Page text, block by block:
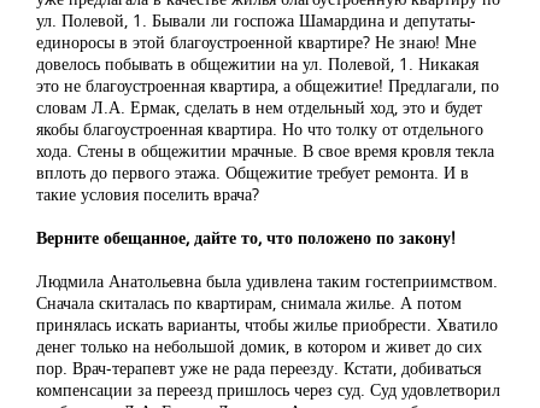
ул. Полевой, 1. Бывали ли госпожа Шамардина и депутаты-
единоросы в этой благоустроенной квартире? Не знаю! Мне
довелось побывать в общежитии на ул. Полевой, 1. Никакая
это не благоустроенная квартира, а общежитие! Предлагали, по
словам Л.А. Ермак, сделать в нем отдельный ход, это и будет
якобы благоустроенная квартира. Но что толку от отдельного
хода. Стены в общежитии мрачные. В свое время кровля текла
вплоть до первого этажа. Общежитие требует ремонта. И в
такие условия поселить врача?
Верните обещанное, дайте то, что положено по закону!
Людмила Анатольевна была удивлена таким гостеприимством.
Сначала скиталась по квартирам, снимала жилье. А потом
принялась искать варианты, чтобы жилье приобрести. Хватило
денег только на небольшой домик, в котором и живет до сих
пор. Врач-терапевт уже не рада переезду. Кстати, добиваться
компенсации за переезд пришлось через суд. Суд удовлетворил